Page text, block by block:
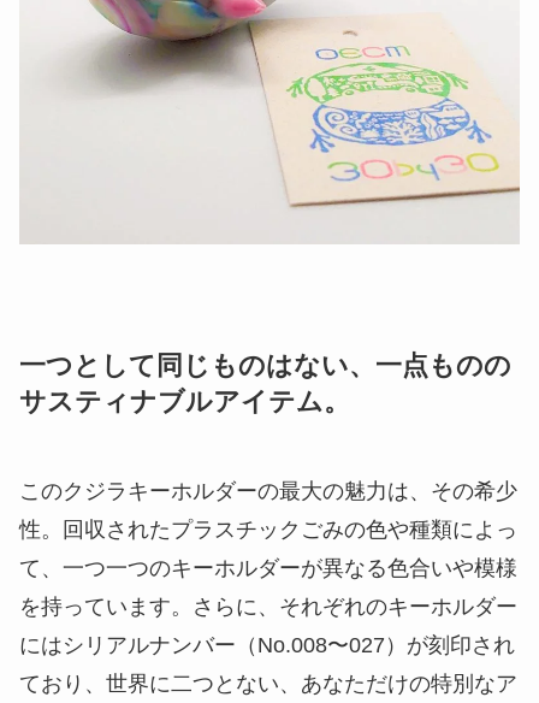
一つとして同じものはない、一点ものの
サスティナブルアイテム。
このクジラキーホルダーの最大の魅力は、その希少
性。回収されたプラスチックごみの色や種類によっ
て、一つ一つのキーホルダーが異なる色合いや模様
を持っています。さらに、それぞれのキーホルダー
にはシリアルナンバー（No.008〜027）が刻印され
ており、世界に二つとない、あなただけの特別なア